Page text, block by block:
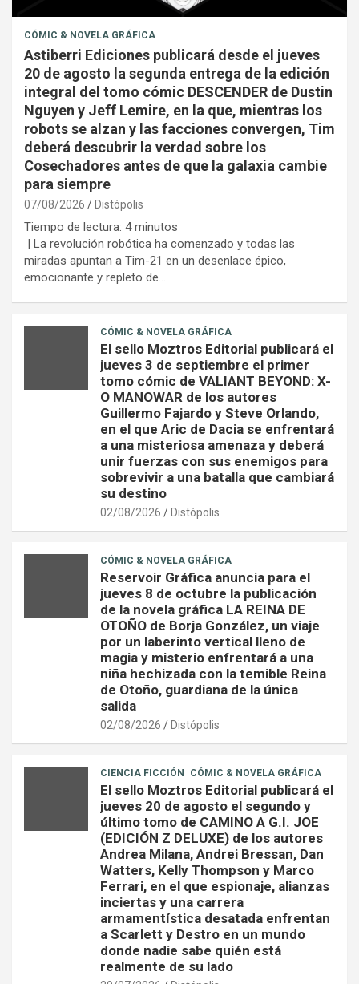
CÓMIC & NOVELA GRÁFICA
Astiberri Ediciones publicará desde el jueves
20 de agosto la segunda entrega de la edición
integral del tomo cómic DESCENDER de Dustin
Nguyen y Jeff Lemire, en la que, mientras los
robots se alzan y las facciones convergen, Tim
deberá descubrir la verdad sobre los
Cosechadores antes de que la galaxia cambie
para siempre
07/08/2026 Distópolis
Tiempo de lectura: 4 minutos
| La revolución robótica ha comenzado y todas las
miradas apuntan a Tim-21 en un desenlace épico,
emocionante y repleto de…
CÓMIC & NOVELA GRÁFICA
El sello Moztros Editorial publicará el
jueves 3 de septiembre el primer
tomo cómic de VALIANT BEYOND: X-
O MANOWAR de los autores
Guillermo Fajardo y Steve Orlando,
en el que Aric de Dacia se enfrentará
a una misteriosa amenaza y deberá
unir fuerzas con sus enemigos para
sobrevivir a una batalla que cambiará
su destino
02/08/2026 Distópolis
CÓMIC & NOVELA GRÁFICA
Reservoir Gráfica anuncia para el
jueves 8 de octubre la publicación
de la novela gráfica LA REINA DE
OTOÑO de Borja González, un viaje
por un laberinto vertical lleno de
magia y misterio enfrentará a una
niña hechizada con la temible Reina
de Otoño, guardiana de la única
salida
02/08/2026 Distópolis
CIENCIA FICCIÓN CÓMIC & NOVELA GRÁFICA
El sello Moztros Editorial publicará el
jueves 20 de agosto el segundo y
último tomo de CAMINO A G.I. JOE
(EDICIÓN Z DELUXE) de los autores
Andrea Milana, Andrei Bressan, Dan
Watters, Kelly Thompson y Marco
Ferrari, en el que espionaje, alianzas
inciertas y una carrera
armamentística desatada enfrentan
a Scarlett y Destro en un mundo
donde nadie sabe quién está
realmente de su lado